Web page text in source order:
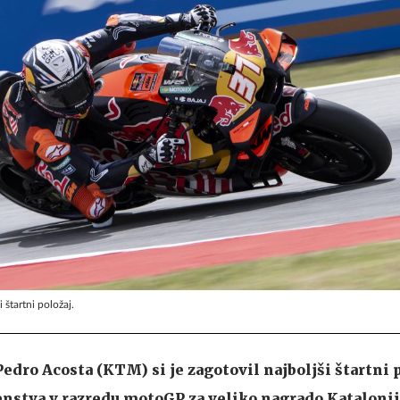
štartni položaj.
Acosta (KTM) si je zagotovil najboljši štartni